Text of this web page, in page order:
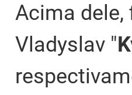
Acima
Vladyslav "